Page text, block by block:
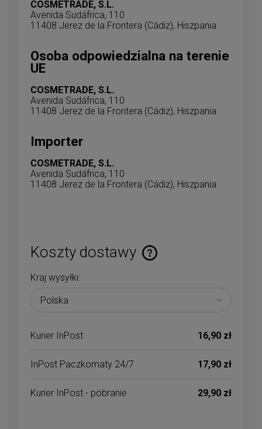
COSMETRADE, S.L.
Avenida Sudáfrica, 110
11408 Jerez de la Frontera (Cádiz), Hiszpania
Osoba odpowiedzialna na terenie
UE
COSMETRADE, S.L.
Avenida Sudáfrica, 110
11408 Jerez de la Frontera (Cádiz), Hiszpania
Importer
COSMETRADE, S.L.
Avenida Sudáfrica, 110
11408 Jerez de la Frontera (Cádiz), Hiszpania
Koszty dostawy
Cena nie zawiera ewentualnych kosztów płatności
Kraj wysyłki:
Kurier InPost 16,90 zł
InPost Paczkomaty 24/7 17,90 zł
Kurier InPost - pobranie 29,90 zł